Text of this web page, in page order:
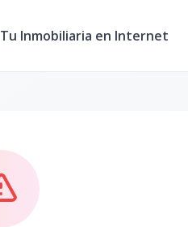
Tu Inmobiliaria en Internet